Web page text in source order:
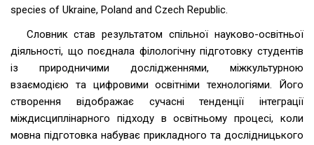
species of Ukraine, Poland and Czech Republic.
Словник став результатом спільної науково-освітньої
діяльності, що поєднала філологічну підготовку студентів
із природничими дослідженнями, міжкультурною
взаємодією та цифровими освітніми технологіями. Його
створення відображає сучасні тенденції інтеграції
міждисциплінарного підходу в освітньому процесі, коли
мовна підготовка набуває прикладного та дослідницького